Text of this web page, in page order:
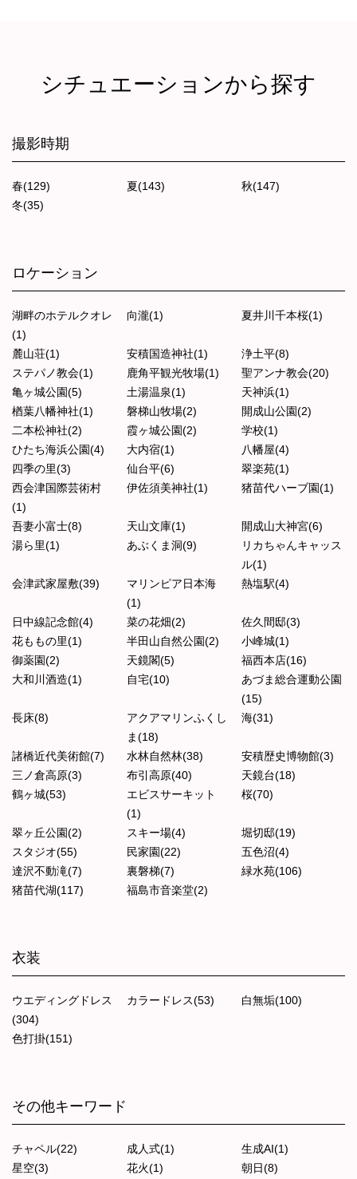
シチュエーションから探す
撮影時期
春(129) 夏(143)
秋(147)
冬(35)
ロケーション
湖畔のホテルクオレ
(1)
向瀧(1) 夏井川千本桜(1)
麓山荘(1) 安積国造神社(1)
浄土平(8)
ステパノ教会(1)
鹿角平観光牧場(1)
聖アンナ教会(20)
亀ヶ城公園(5)
土湯温泉(1)
天神浜(1)
楢葉八幡神社(1)
磐梯山牧場(2)
開成山公園(2)
二本松神社(2)
霞ヶ城公園(2)
学校(1)
ひたち海浜公園(4)
大内宿(1)
八幡屋(4)
四季の里(3)
仙台平(6)
翠楽苑(1)
西会津国際芸術村
(1)
伊佐須美神社(1) 猪苗代ハーブ園(1)
吾妻小富士(8) 天山文庫(1)
開成山大神宮(6)
湯ら里(1)
あぶくま洞(9)
リカちゃんキャッス
ル(1)
会津武家屋敷(39)
マリンピア日本海
(1)
熱塩駅(4)
日中線記念館(4) 菜の花畑(2)
佐久間邸(3)
花ももの里(1)
半田山自然公園(2)
小峰城(1)
御薬園(2)
天鏡閣(5)
福西本店(16)
大和川酒造(1)
自宅(10)
あづま総合運動公園
(15)
長床(8)
アクアマリンふくし
ま(18)
海(31)
諸橋近代美術館(7) 水林自然林(38)
安積歴史博物館(3)
三ノ倉高原(3)
布引高原(40)
天鏡台(18)
鶴ヶ城(53)
エビスサーキット
(1)
桜(70)
翠ヶ丘公園(2) スキー場(4)
堀切邸(19)
スタジオ(55)
民家園(22)
五色沼(4)
達沢不動滝(7)
裏磐梯(7)
緑水苑(106)
猪苗代湖(117)
福島市音楽堂(2)
衣装
ウエディングドレス
(304)
カラードレス(53) 白無垢(100)
色打掛(151)
その他キーワード
チャペル(22) 成人式(1)
生成AI(1)
星空(3)
花火(1)
朝日(8)